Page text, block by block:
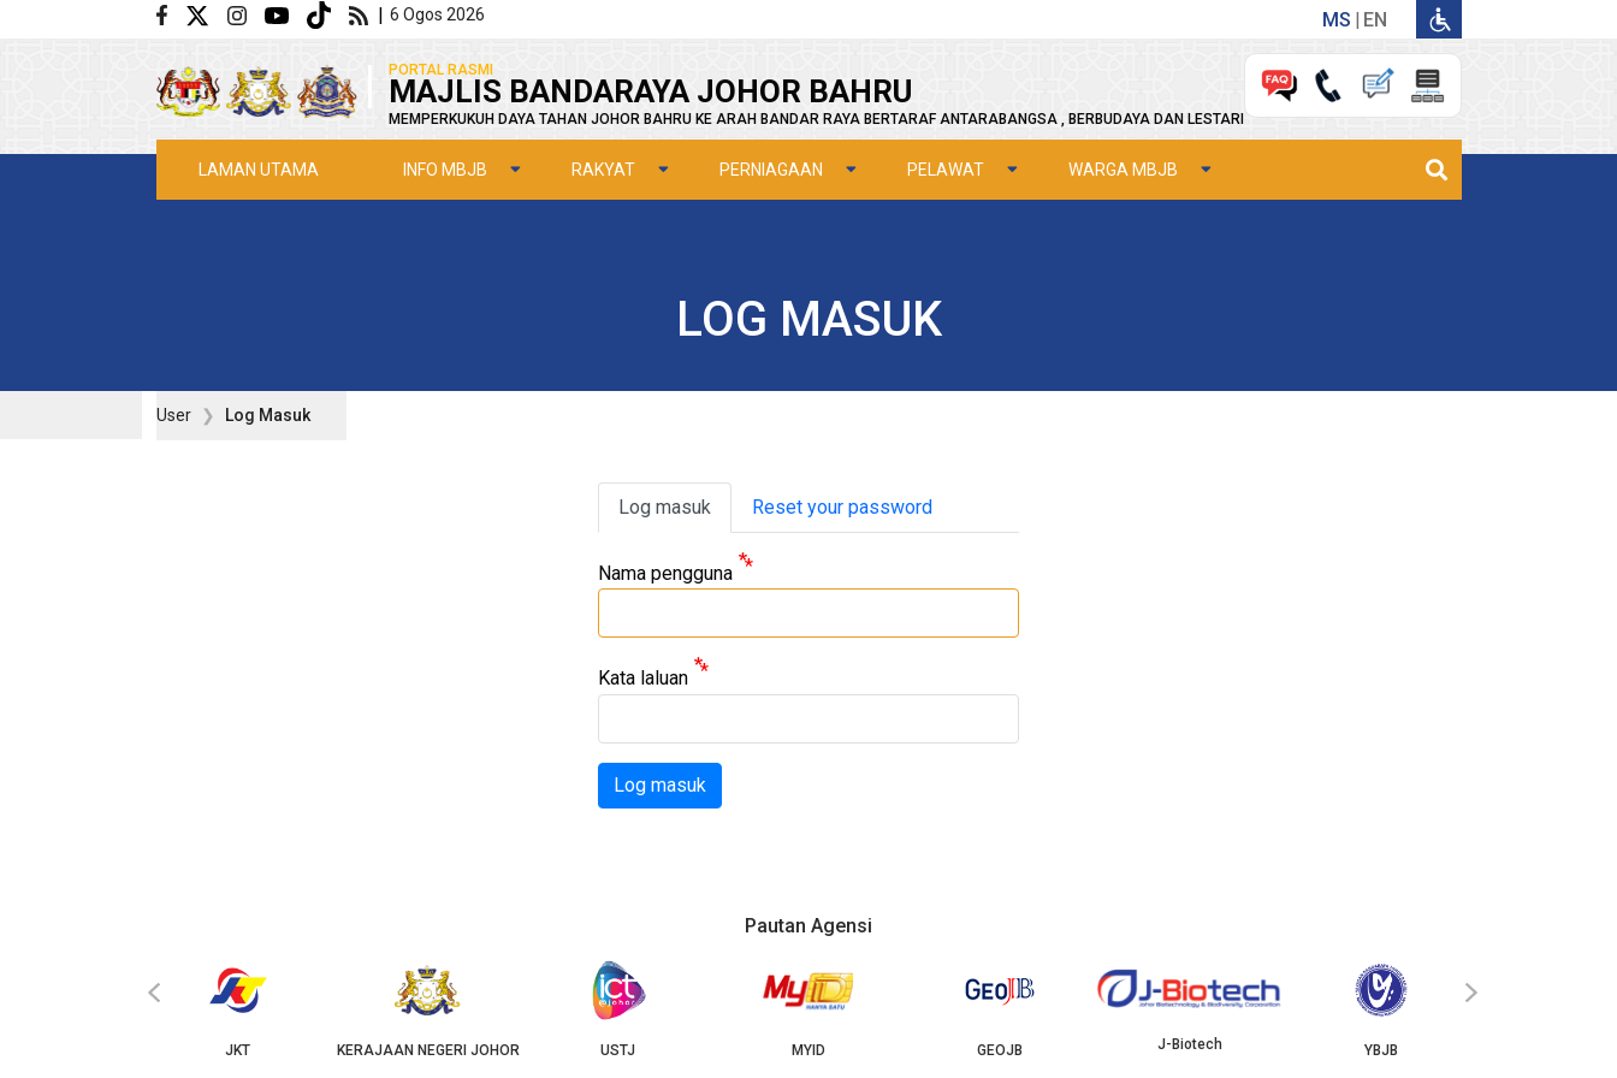
Langkau ke kandungan utama | 6 Ogos 2026 MS EN
PORTAL RASMI
MAJLIS BANDARAYA JOHOR BAHRU
MEMPERKUKUH DAYA TAHAN JOHOR BAHRU KE ARAH BANDAR RAYA BERTARAF ANTARABANGSA , BERBUDAYA DAN LESTARI
LAMAN UTAMA INFO MBJB RAKYAT PERNIAGAAN PELAWAT WARGA MBJB
LOG MASUK
User Log Masuk
Primary tabs
Log masuk Reset your password
Nama pengguna
Kata laluan
Log masuk
Pautan Agensi
JKT KERAJAAN NEGERI JOHOR USTJ MYID GEOJB J-Biotech YBJB
‹ ›